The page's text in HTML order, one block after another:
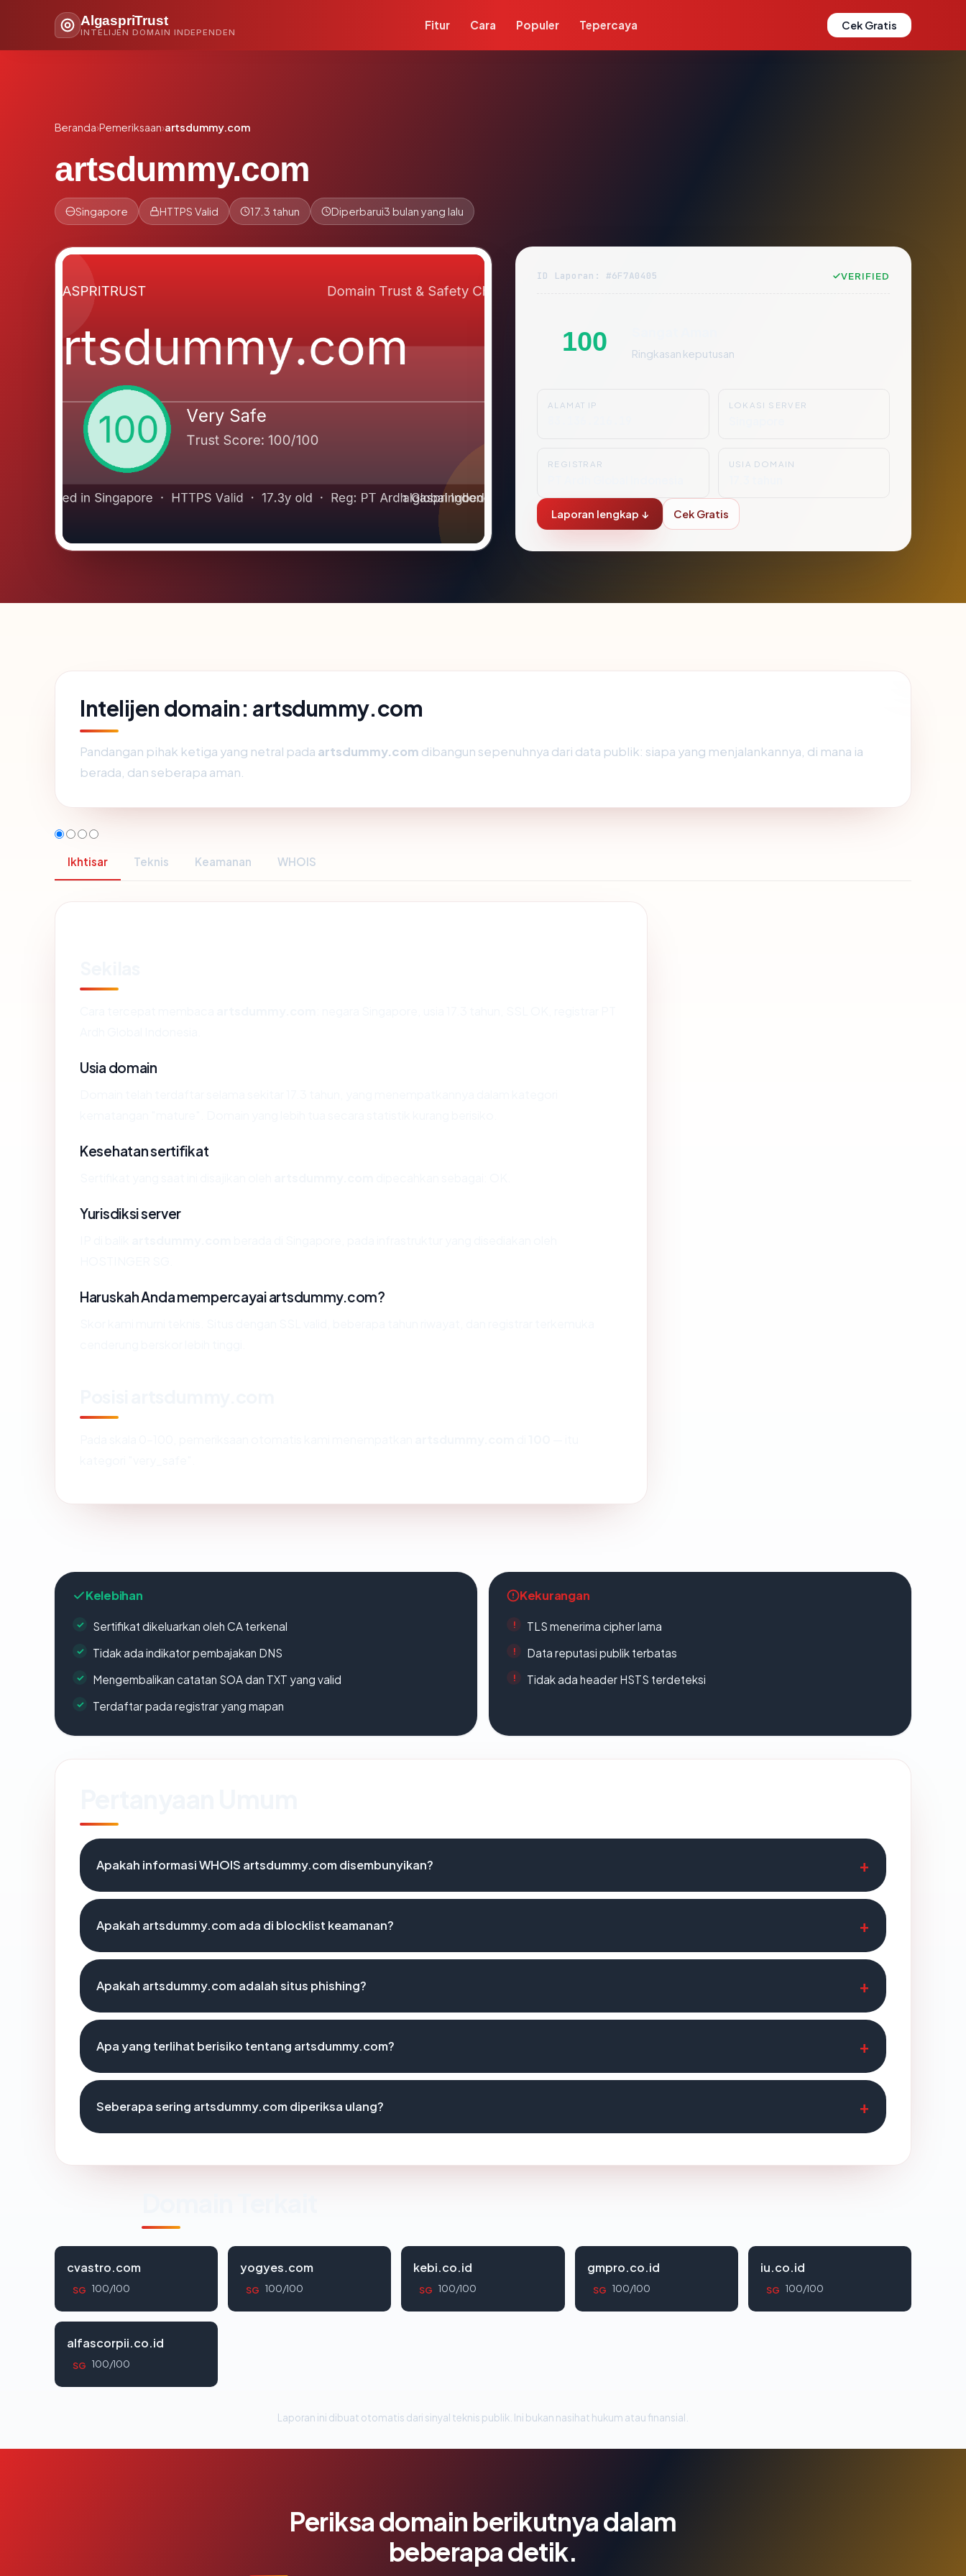
AlgaspriTrust
INTELIJEN DOMAIN INDEPENDEN
Fitur Cara Populer Tepercaya Cek Gratis
Beranda›Pemeriksaan›artsdummy.com
artsdummy.com
Singapore HTTPS Valid 17.3 tahun Diperbarui3 bulan yang lalu
ID Laporan: #6F7A0405 VERIFIED
100 Ringkasan keputusan
ALAMAT IP LOKASI SERVER
REGISTRAR USIA DOMAIN
Laporan lengkap ↓ Cek Gratis
Intelijen domain: artsdummy.com
Pandangan pihak ketiga yang netral pada artsdummy.com dibangun sepenuhnya dari data publik: siapa yang menjalankannya, di mana ia
berada, dan seberapa aman.
Ikhtisar Teknis Keamanan WHOIS
Usia domain
Kesehatan sertifikat
Yurisdiksi server
Haruskah Anda mempercayai artsdummy.com?
Kelebihan
Sertifikat dikeluarkan oleh CA terkenal
Tidak ada indikator pembajakan DNS
Mengembalikan catatan SOA dan TXT yang valid
Terdaftar pada registrar yang mapan
Kekurangan
TLS menerima cipher lama
Data reputasi publik terbatas
Tidak ada header HSTS terdeteksi
Apakah informasi WHOIS artsdummy.com disembunyikan?
Apakah artsdummy.com ada di blocklist keamanan?
Apakah artsdummy.com adalah situs phishing?
Apa yang terlihat berisiko tentang artsdummy.com?
Seberapa sering artsdummy.com diperiksa ulang?
cvastro.com
SG 100/100
yogyes.com
SG 100/100
kebi.co.id
SG 100/100
gmpro.co.id
SG 100/100
iu.co.id
SG 100/100
alfascorpii.co.id
SG 100/100
Laporan ini dibuat otomatis dari sinyal teknis publik. Ini bukan nasihat hukum atau finansial.
Periksa domain berikutnya dalam
beberapa detik.